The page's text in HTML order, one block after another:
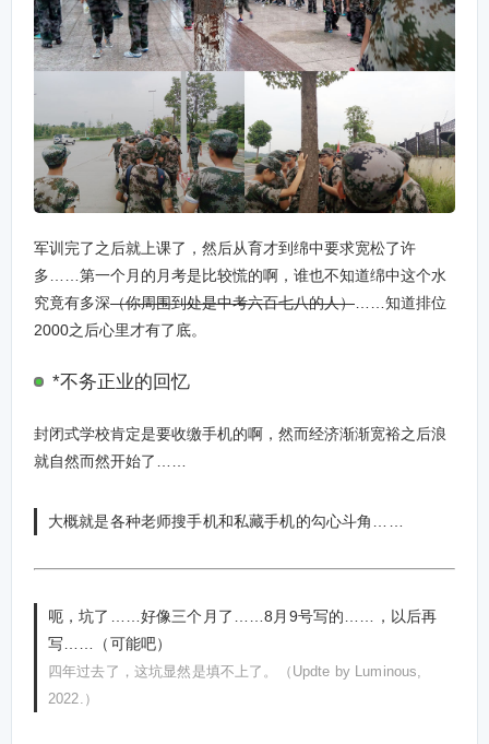
军训完了之后就上课了，然后从育才到绵中要求宽松了许
多……第一个月的月考是比较慌的啊，谁也不知道绵中这个水
究竟有多深（你周围到处是中考六百七八的人） ……知道排位
2000之后心里才有了底。
*不务正业的回忆
封闭式学校肯定是要收缴手机的啊，然而经济渐渐宽裕之后浪
就自然而然开始了……
大概就是各种老师搜手机和私藏手机的勾心斗角……
呃，坑了……好像三个月了……8月9号写的……，以后再
写……（可能吧）
四年过去了，这坑显然是填不上了。（Updte by Luminous,
2022.）